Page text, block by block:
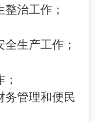
治工作；
生产工作；
务管理和便民